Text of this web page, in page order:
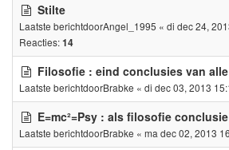
Stilte
Laatste berichtdoorAngel_1995 « di dec 24,
Reacties:14
Filosofie : eind conclusies van
Laatste berichtdoorBrabke « di dec 03, 2013
E=mc²=Psy : als filosofie
Laatste berichtdoorBrabke « ma dec 02, 2013